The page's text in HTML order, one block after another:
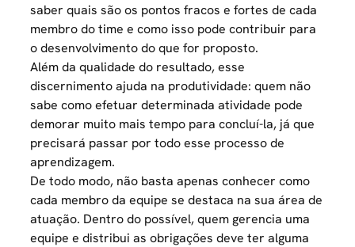
saber quais são os pontos fracos e fortes de cada
membro do time e como isso pode contribuir para
o desenvolvimento do que for proposto.
Além da qualidade do resultado, esse
discernimento ajuda na produtividade: quem não
sabe como efetuar determinada atividade pode
demorar muito mais tempo para concluí-la, já que
precisará passar por todo esse processo de
aprendizagem.
De todo modo, não basta apenas conhecer como
cada membro da equipe se destaca na sua área de
atuação. Dentro do possível, quem gerencia uma
equipe e distribui as obrigações deve ter alguma